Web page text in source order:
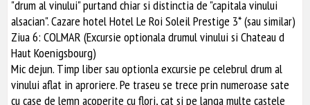
"drum al vinului" purtand chiar si distinctia de "capitala vinului
alsacian". Cazare hotel Hotel Le Roi Soleil Prestige 3* (sau similar)
Ziua 6: COLMAR (Excursie optionala drumul vinului si Chateau d
Haut Koenigsbourg)
Mic dejun. Timp liber sau optionla excursie pe celebrul drum al
vinului aflat in aproriere. Pe traseu se trece prin numeroase sate
cu case de lemn acoperite cu flori, cat si pe langa multe castele